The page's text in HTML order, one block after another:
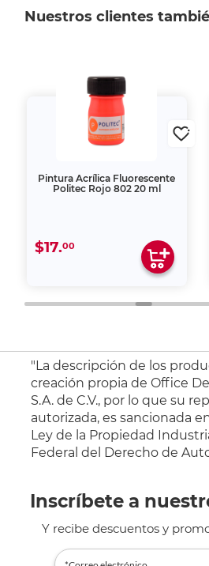
Nuestros clientes
Pintura Acrílica Fluorescente
Politec Rojo 802 20 ml
$17.00
"La descripción de los
creación propia de Office
S.A. de C.V., por lo que su
autorizada, es sancionada
Ley de la Propiedad
Federal del Derecho de
Inscríbete a
Y recibe descuentos y